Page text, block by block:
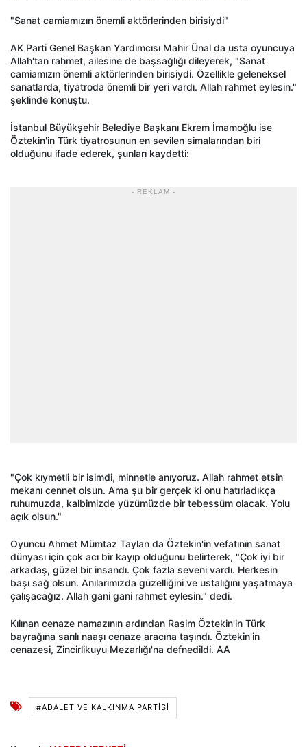
"Sanat camiamızın önemli aktörlerinden birisiydi"
AK Parti Genel Başkan Yardımcısı Mahir Ünal da usta oyuncuya
Allah'tan rahmet, ailesine de başsağlığı dileyerek, "Sanat
camiamızın önemli aktörlerinden birisiydi. Özellikle geleneksel
sanatlarda, tiyatroda önemli bir yeri vardı. Allah rahmet eylesin."
şeklinde konuştu.
İstanbul Büyükşehir Belediye Başkanı Ekrem İmamoğlu ise
Öztekin'in Türk tiyatrosunun en sevilen simalarından biri
olduğunu ifade ederek, şunları kaydetti:
- REKLAM -
"Çok kıymetli bir isimdi, minnetle anıyoruz. Allah rahmet etsin
mekanı cennet olsun. Ama şu bir gerçek ki onu hatırladıkça
ruhumuzda, kalbimizde yüzümüzde bir tebessüm olacak. Yolu
açık olsun."
Oyuncu Ahmet Mümtaz Taylan da Öztekin'in vefatının sanat
dünyası için çok acı bir kayıp olduğunu belirterek, "Çok iyi bir
arkadaş, güzel bir insandı. Çok fazla seveni vardı. Herkesin
başı sağ olsun. Anılarımızda güzelliğini ve ustalığını yaşatmaya
çalışacağız. Allah gani gani rahmet eylesin." dedi.
Kılınan cenaze namazının ardından Rasim Öztekin'in Türk
bayrağına sarılı naaşı cenaze aracına taşındı. Öztekin'in
cenazesi, Zincirlikuyu Mezarlığı'na defnedildi. AA
#ADALET VE KALKINMA PARTISI